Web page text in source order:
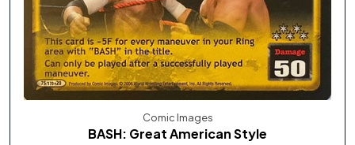
Comic Images
BASH: Great American Style